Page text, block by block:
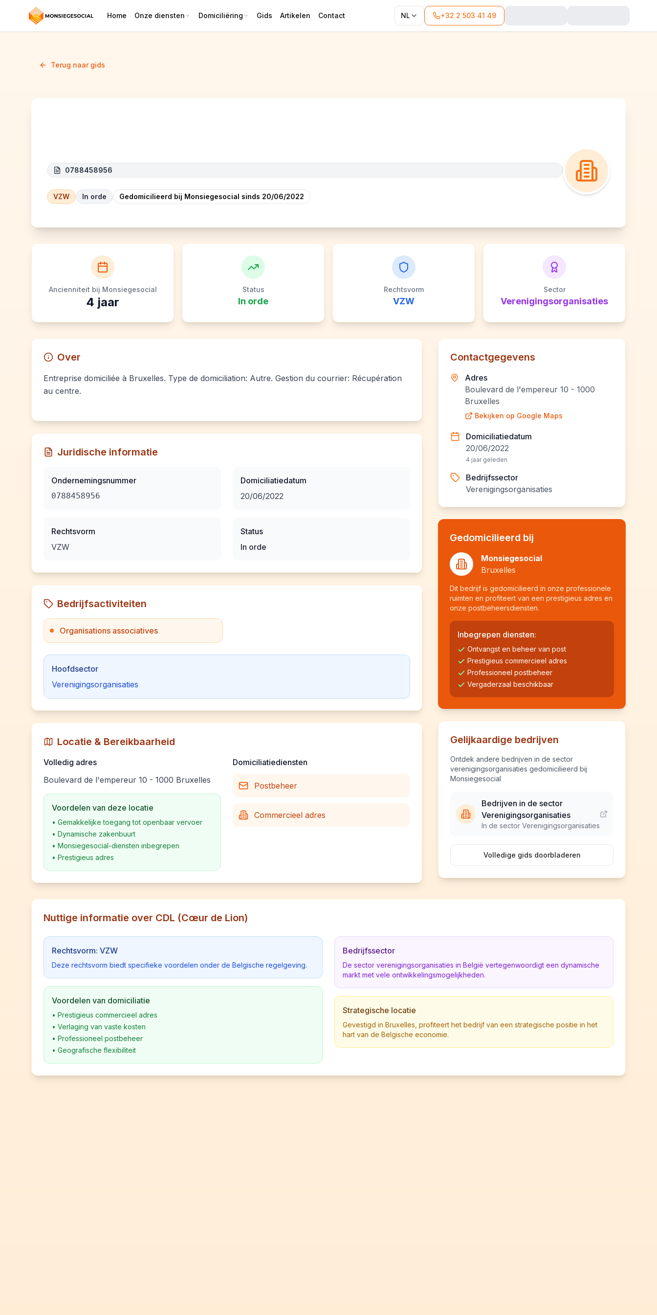
Home Onze diensten Domiciliëring Gids Artikelen Contact NL +32 2 503 41 49
Terug naar gids
0788458956
VZW In orde Gedomicilieerd bij Monsiegesocial sinds 20/06/2022
Ancienniteit bij Monsiegesocial
4 jaar
Status
In orde
Rechtsvorm
VZW
Sector
Verenigingsorganisaties
Over
Entreprise domiciliée à Bruxelles. Type de domiciliation: Autre. Gestion du courrier: Récupération
au centre.
Juridische informatie
Ondernemingsnummer
0788458956
Rechtsvorm
VZW
Domiciliatiedatum
20/06/2022
Status
In orde
Bedrijfsactiviteiten
Organisations associatives
Hoofdsector
Verenigingsorganisaties
Locatie & Bereikbaarheid
Volledig adres
Boulevard de l'empereur 10 - 1000 Bruxelles
Voordelen van deze locatie
• Gemakkelijke toegang tot openbaar vervoer
• Dynamische zakenbuurt
• Monsiegesocial-diensten inbegrepen
• Prestigieus adres
Domiciliatiediensten
Postbeheer
Commercieel adres
Contactgegevens
Adres
Boulevard de l'empereur 10 - 1000
Bruxelles
Bekijken op Google Maps
Domiciliatiedatum
20/06/2022
4 jaar geleden
Bedrijfssector
Verenigingsorganisaties
Gedomicilieerd bij
Monsiegesocial
Bruxelles
Dit bedrijf is gedomicilieerd in onze professionele
ruimten en profiteert van een prestigieus adres en
onze postbeheersdiensten.
Inbegrepen diensten:
Ontvangst en beheer van post
Prestigieus commercieel adres
Professioneel postbeheer
Vergaderzaal beschikbaar
Gelijkaardige bedrijven
Ontdek andere bedrijven in de sector
verenigingsorganisaties gedomicilieerd bij
Monsiegesocial
Bedrijven in de sector
Verenigingsorganisaties
In de sector Verenigingsorganisaties
Volledige gids doorbladeren
Nuttige informatie over CDL (Cœur de Lion)
Rechtsvorm: VZW
Deze rechtsvorm biedt specifieke voordelen onder de Belgische regelgeving.
Voordelen van domiciliatie
• Prestigieus commercieel adres
• Verlaging van vaste kosten
• Professioneel postbeheer
• Geografische flexibiliteit
Bedrijfssector
De sector verenigingsorganisaties in België vertegenwoordigt een dynamische
markt met vele ontwikkelingsmogelijkheden.
Strategische locatie
Gevestigd in Bruxelles, profiteert het bedrijf van een strategische positie in het
hart van de Belgische economie.